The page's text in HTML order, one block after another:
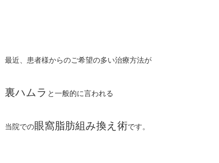
最近、患者様からのご希望の多い治療方法が
裏ハムラ と一般的に言われる
当院での眼窩脂肪組み換え術です。